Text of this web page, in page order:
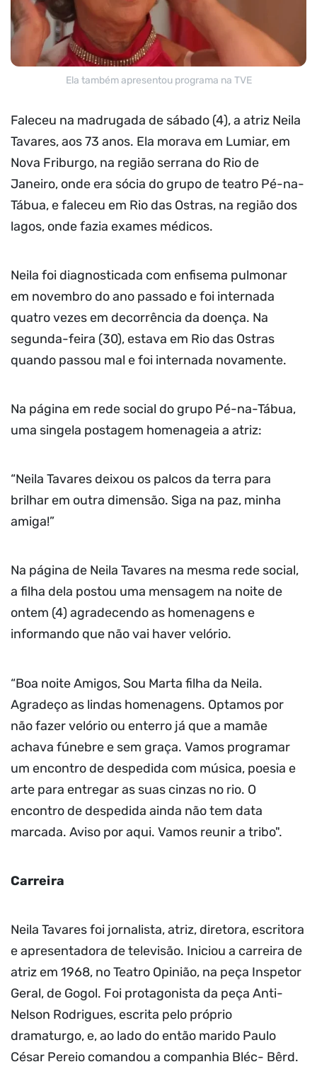
Ela também apresentou programa na TVE
Faleceu na madrugada de sábado (4), a atriz Neila
Tavares, aos 73 anos. Ela morava em Lumiar, em
Nova Friburgo, na região serrana do Rio de
Janeiro, onde era sócia do grupo de teatro Pé-na-
Tábua, e faleceu em Rio das Ostras, na região dos
lagos, onde fazia exames médicos.
Neila foi diagnosticada com enfisema pulmonar
em novembro do ano passado e foi internada
quatro vezes em decorrência da doença. Na
segunda-feira (30), estava em Rio das Ostras
quando passou mal e foi internada novamente.
Na página em rede social do grupo Pé-na-Tábua,
uma singela postagem homenageia a atriz:
“Neila Tavares deixou os palcos da terra para
brilhar em outra dimensão. Siga na paz, minha
amiga!”
Na página de Neila Tavares na mesma rede social,
a filha dela postou uma mensagem na noite de
ontem (4) agradecendo as homenagens e
informando que não vai haver velório.
“Boa noite Amigos, Sou Marta filha da Neila.
Agradeço as lindas homenagens. Optamos por
não fazer velório ou enterro já que a mamãe
achava fúnebre e sem graça. Vamos programar
um encontro de despedida com música, poesia e
arte para entregar as suas cinzas no rio. O
encontro de despedida ainda não tem data
marcada. Aviso por aqui. Vamos reunir a tribo".
Carreira
Neila Tavares foi jornalista, atriz, diretora, escritora
e apresentadora de televisão. Iniciou a carreira de
atriz em 1968, no Teatro Opinião, na peça Inspetor
Geral, de Gogol. Foi protagonista da peça Anti-
Nelson Rodrigues, escrita pelo próprio
dramaturgo, e, ao lado do então marido Paulo
César Pereio comandou a companhia Bléc- Bêrd.